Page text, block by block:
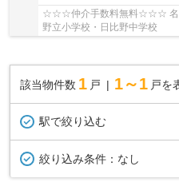
☆☆☆仲介手数料無料☆☆☆ 名
野立小学校・日比野中学校
該当物件数 1 戸 1～1 戸を
駅で絞り込む
絞り込み条件： なし